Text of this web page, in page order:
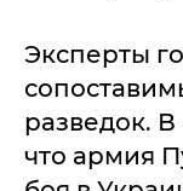
Эксперты
разведок.
что армия